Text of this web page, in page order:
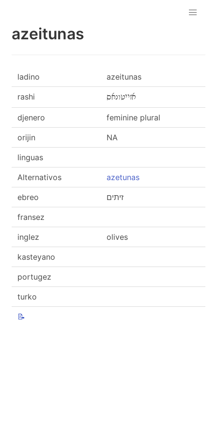
azeitunas
ladino azeitunas
rashi אזייטונאס
djenero feminine plural
orijin NA
linguas
Alternativos azetunas
ebreo זיתים
fransez
inglez olives
kasteyano
portugez
turko
📝